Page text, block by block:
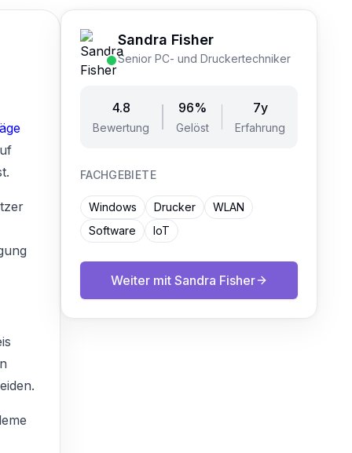
Sandra Fisher
Senior PC- und Druckertechniker
4.8
Bewertung
96%
Gelöst
7y
Erfahrung
FACHGEBIETE
Windows Drucker
WLAN
Software
IoT
Weiter mit Sandra Fisher